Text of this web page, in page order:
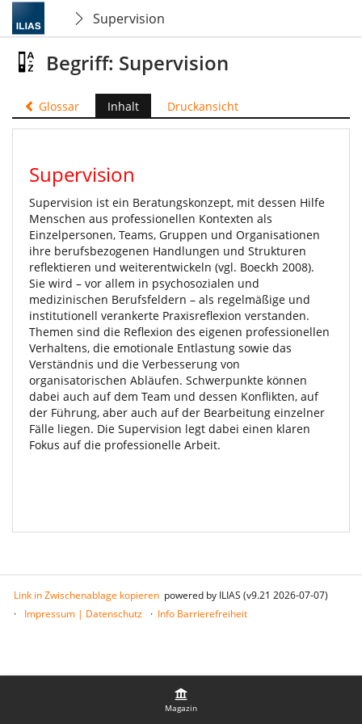
Supervision
Magazin
Begriff: Supervision
Glossar Inhalt Druckansicht
Supervision
Supervision ist ein Beratungskonzept, mit dessen Hilfe
Menschen aus professionellen Kontexten als
Einzelpersonen, Teams, Gruppen und Organisationen
ihre berufsbezogenen Handlungen und Strukturen
reflektieren und weiterentwickeln (vgl. Boeckh 2008).
Sie wird – vor allem in psychosozialen und
medizinischen Berufsfeldern – als regelmäßige und
institutionell verankerte Praxisreflexion verstanden.
Themen sind die Reflexion des eigenen professionellen
Verhaltens, die emotionale Entlastung sowie das
Verständnis und die Verbesserung von
organisatorischen Abläufen. Schwerpunkte können
dabei auch auf dem Team und dessen Konflikten, auf
der Führung, aber auch auf der Bearbeitung einzelner
Fälle liegen. Die Supervision legt dabei einen klaren
Fokus auf die professionelle Arbeit.
Link in Zwischenablage kopieren powered by ILIAS (v9.21 2026-07-07)
Impressum | Datenschutz
Info Barrierefreiheit